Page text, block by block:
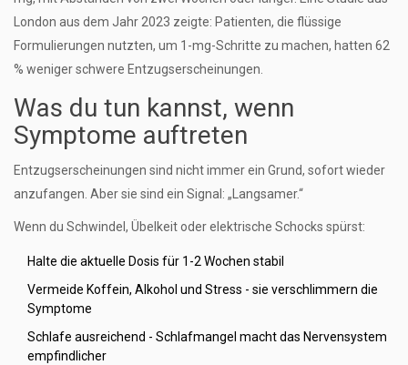
London aus dem Jahr 2023 zeigte: Patienten, die flüssige
Formulierungen nutzten, um 1-mg-Schritte zu machen, hatten 62
% weniger schwere Entzugserscheinungen.
Was du tun kannst, wenn
Symptome auftreten
Entzugserscheinungen sind nicht immer ein Grund, sofort wieder
anzufangen. Aber sie sind ein Signal: „Langsamer.“
Wenn du Schwindel, Übelkeit oder elektrische Schocks spürst:
Halte die aktuelle Dosis für 1-2 Wochen stabil
Vermeide Koffein, Alkohol und Stress - sie verschlimmern die
Symptome
Schlafe ausreichend - Schlafmangel macht das Nervensystem
empfindlicher